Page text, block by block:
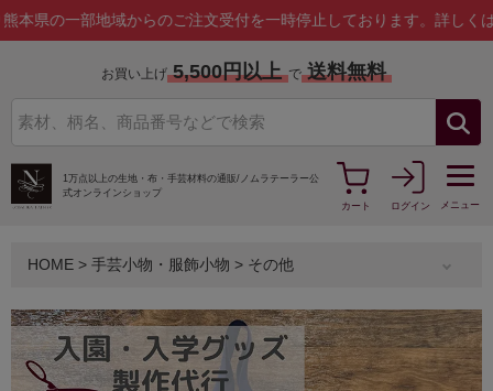
部地域からのご注文受付を一時停止しております。 詳しくはこちら
お買い上げ 5,500円以上 で 送料無料
1万点以上の生地・布・手芸材料の通販/ ノムラテーラー公
式オンラインショップ
カート
ログイン メニュー
HOME > 手芸小物・服飾小物 > その他